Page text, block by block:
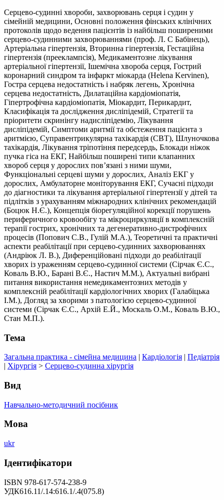
Серцево-судинні хвороби, захворювань серця і судин у
сімейній медицини, Основні положення фінських клінічних
протоколів щодо ведення пацієнтів із найбільш поширеними
серцево-судинними захворюваннями (проф. Л. С Бабінець),
Артеріальна гіпертензія, Вторинна гіпертензія, Гестаційна
гіпертензія (прееклампсія), Медикаментозне лікування
артеріальної гіпертензії, Ішемічна хвороба серця, Гострий
коронарний синдром та інфаркт міокарда (Helena Kervinen),
Гостра серцева недостатність і набряк легень, Хронічна
серцева недостатність, Дилатаційна кардіоміопатія,
Гіпертрофічна кардіоміопатія, Міокардит, Перикардит,
Класифікація та дослідження дисліпідемій, Стратегії та
пріоритети скринінгу надисліпідемію, Лікування
дисліпідемій, Симптоми аритмії та обстеження пацієнта з
аритмією, Суправентрикулярна тахікардія (СВТ), Шлуночкова
тахікардія, Лікування тріпотіння передсердь, Блокади ніжок
пучка гіса на ЕКГ, Найбільш поширені типи клапанних
хвороб серця у дорослих пов’язані з ними шуми,
Функціональні серцеві шуми у дорослих, Аналіз ЕКГ у
дорослих, Амбулаторне моніторування ЕКГ, Сучасні підходи
до діагностики та лікування артеріальної гіпертензії у дітей та
підлітків з урахуванням міжнародних клінічних рекомендацій
(Боцюк Н.Є.), Концепція біорегуляційної корекції порушень
периферичного кровообігу та мікроциркуляції в комплексній
терапії гострих, хронічних та дегенеративно-дистрофічних
процесів (Попович С.В., Гулій М.А.), Теоретичні та практичні
аспекти реабілітації при серцево-судинних захворюваннях
(Андріюк Л. В.), Диференційовані підходи до реабілітації
хворих із ураженням серцево-судинної системи (Сірчак Є.С.,
Коваль В.Ю., Барані В.Є., Настич М.М.), Актуальні вибрані
питання використання немедикаментозних методів у
комплексній реабілітації кардіологічних хворих (Галабіцька
І.М.), Догляд за хворими з патологією серцево-судинної
системи (Сірчак Є.С., Архій Е.Й., Москаль О.М., Коваль В.Ю.,
Стан М.П.).
Тема
Загальна практика - сімейна медицина | Кардіологія | Педіатрія
| Хірургія > Серцево-судинна хірургія
Вид
Навчально-методичний посібник
Мова
ukr
Ідентифікатори
ISBN 978-617-574-238-9
УДК616.11/.14:616.1/.4(075.8)